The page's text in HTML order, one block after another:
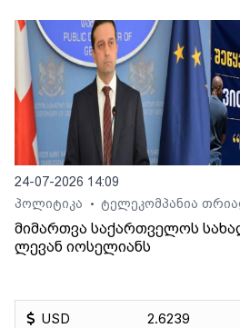
24-07-2026 14:09
პოლიტიკა
• ტელეკომპანია
მიმართვა საქართველოს
ლევან იოსელიანს
USD
2.6239